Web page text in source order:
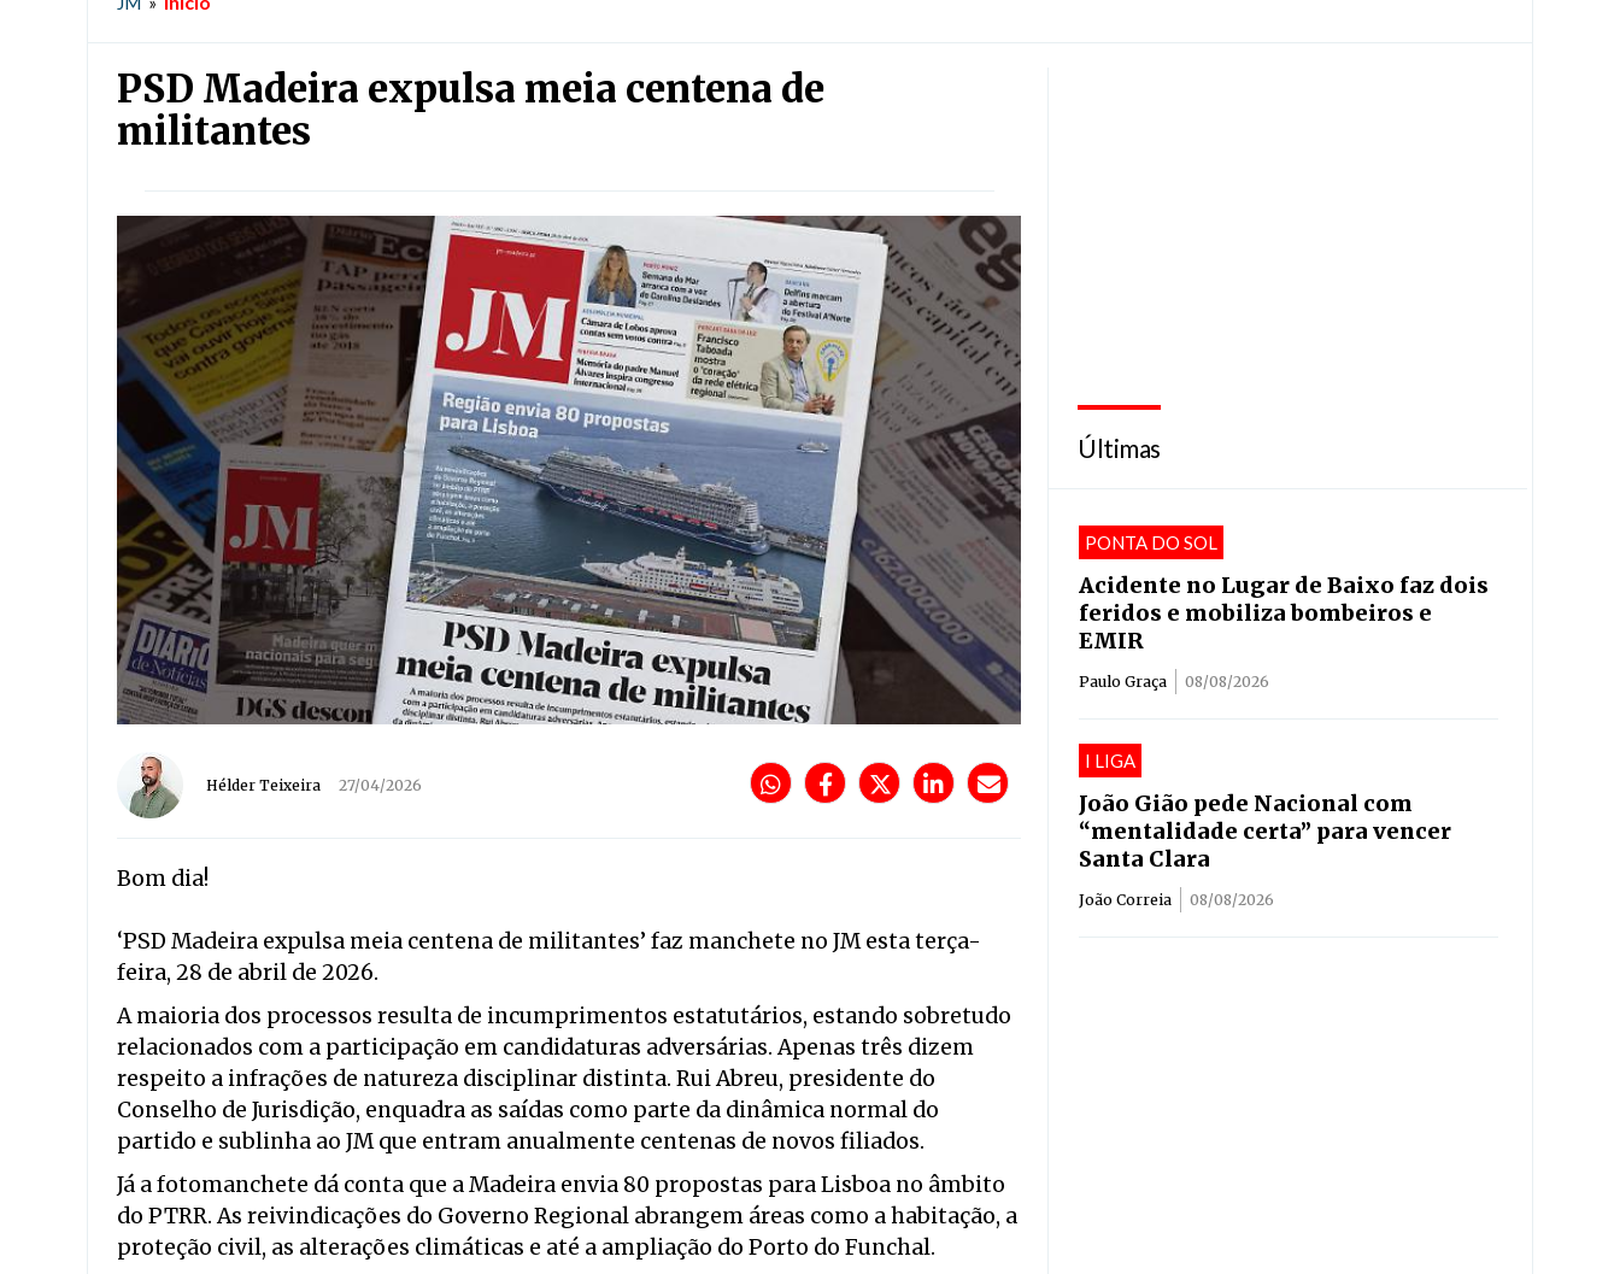
PSD Madeira expulsa meia centena de
militantes
Hélder Teixeira 27/04/2026
Bom dia!
‘PSD Madeira expulsa meia centena de militantes’ faz manchete no JM esta terça-
feira, 28 de abril de 2026.
A maioria dos processos resulta de incumprimentos estatutários, estando sobretudo
relacionados com a participação em candidaturas adversárias. Apenas três dizem
respeito a infrações de natureza disciplinar distinta. Rui Abreu, presidente do
Conselho de Jurisdição, enquadra as saídas como parte da dinâmica normal do
partido e sublinha ao JM que entram anualmente centenas de novos filiados.
Já a fotomanchete dá conta que a Madeira envia 80 propostas para Lisboa no âmbito
do PTRR. As reivindicações do Governo Regional abrangem áreas como a habitação, a
proteção civil, as alterações climáticas e até a ampliação do Porto do Funchal.
Últimas
PONTA DO SOL
Acidente no Lugar de Baixo faz dois
feridos e mobiliza bombeiros e
EMIR
Paulo Graça 08/08/2026
I LIGA
João Gião pede Nacional com
“mentalidade certa” para vencer
Santa Clara
João Correia 08/08/2026